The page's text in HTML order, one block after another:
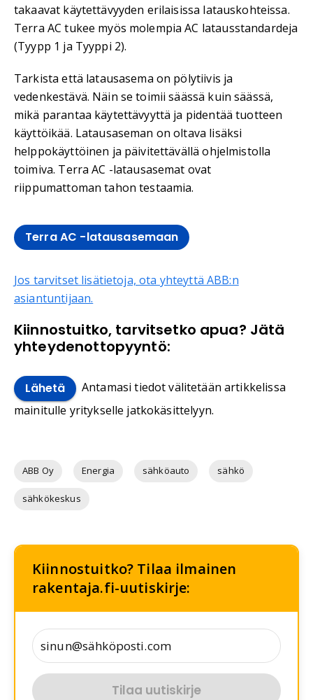
takaavat käytettävyyden erilaisissa latauskohteissa.
Terra AC tukee myös molempia AC latausstandardeja
(Tyypp 1 ja Tyyppi 2).
Tarkista että latausasema on pölytiivis ja
vedenkestävä. Näin se toimii säässä kuin säässä,
mikä parantaa käytettävyyttä ja pidentää tuotteen
käyttöikää. Latausaseman on oltava lisäksi
helppokäyttöinen ja päivitettävällä ohjelmistolla
toimiva. Terra AC -latausasemat ovat
riippumattoman tahon testaamia.
Terra AC -latausasemaan
Jos tarvitset lisätietoja, ota yhteyttä ABB:n
asiantuntijaan.
Kiinnostuitko, tarvitsetko apua? Jätä
yhteydenottopyyntö:
Lähetä
Antamasi tiedot välitetään artikkelissa
mainitulle yritykselle jatkokäsittelyyn.
ABB Oy Energia sähköauto sähkö
sähkökeskus
Kiinnostuitko? Tilaa ilmainen
rakentaja.fi-uutiskirje:
Tilaa uutiskirje